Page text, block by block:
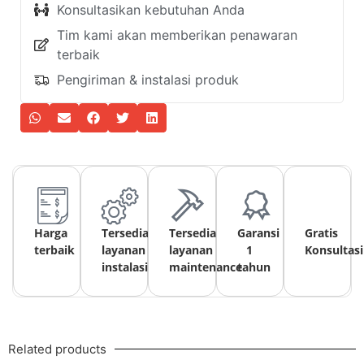
Konsultasikan kebutuhan Anda
Tim kami akan memberikan penawaran
terbaik
Pengiriman & instalasi produk
Harga
terbaik
Tersedia
layanan
instalasi
Tersedia
layanan
maintenance
Garansi
1
tahun
Gratis
Konsultasi
Related products